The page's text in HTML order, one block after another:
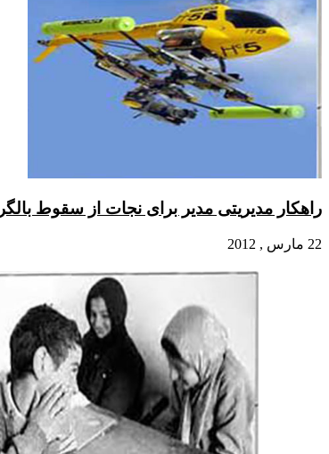
راهکار مدیریتی مدیر برای نجات از سقوط
22 مارس , 2012